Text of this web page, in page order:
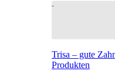
Trisa – gute
Produkten